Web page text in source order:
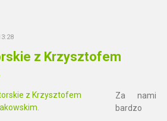
z Krzysztofem
Za nami
bardzo